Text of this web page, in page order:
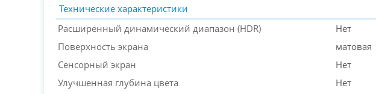
Технические характеристики
Расширенный динамический диапазон (HDR)
Нет
Поверхность экрана
матовая
Сенсорный экран
Нет
Улучшенная глубина цвета
Нет